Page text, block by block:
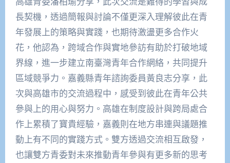
長契機，透過簡報與討論不僅更深入理解彼此在青
年發展上的策略與實踐，也期待激盪更多合作火
花，他認為，跨域合作與實地參訪有助於打破地域
界線，進一步建立南臺灣青年合作網絡，共同提升
區域競爭力。嘉義縣青年諮詢委員黃良志分享，此
次與高雄市的交流過程中，感受到彼此在青年公共
參與上的用心與努力。高雄在制度設計與跨局處合
作上累積了寶貴經驗，嘉義則在地方串連與議題推
動上有不同的實踐方式。雙方透過交流相互啟發，
也讓雙方青委對未來推動青年參與有更多新的思考